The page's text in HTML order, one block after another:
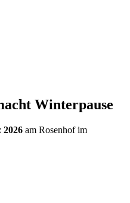
Winterpause
am Rosenhof im